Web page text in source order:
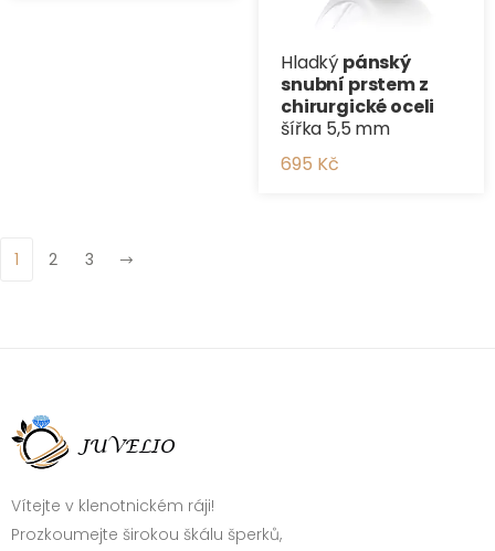
Hladký pánský
snubní prstem z
chirurgické oceli
šířka 5,5 mm
695 Kč
1 2 3
Vítejte v klenotnickém ráji!
Prozkoumejte širokou škálu šperků,